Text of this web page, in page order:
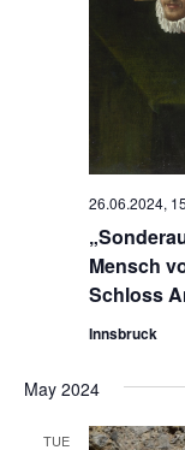
Mensch
Schloss
26.06.2024,
Innsbruck
May 2024
TUE